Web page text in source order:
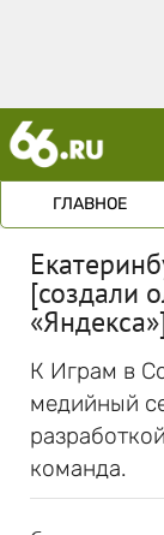
ГЛАВНОЕ
[создали
К Играм в
медийный
команда.